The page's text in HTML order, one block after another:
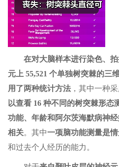
在对大脑样本进行染色、
元上 55,521 个单独树突棘的三
用了两种统计方法，其中一种采
以查看 16 种不同的树突棘形态
功能、年龄和阿尔茨海默病神
相关。其中一项脑功能测量是
和过去个人经历的能力。